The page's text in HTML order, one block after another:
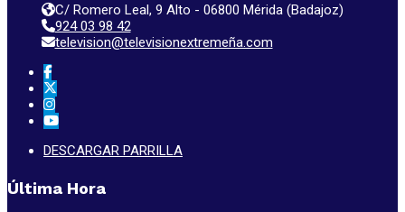
C/ Romero Leal, 9 Alto - 06800 Mérida (Badajoz)
924 03 98 42
television@televisionextremeña.com
DESCARGAR PARRILLA
Última Hora